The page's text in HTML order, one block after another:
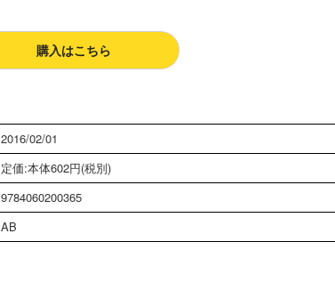
購入はこちら
2016/02/01
定価:本体602円(税別)
9784060200365
AB